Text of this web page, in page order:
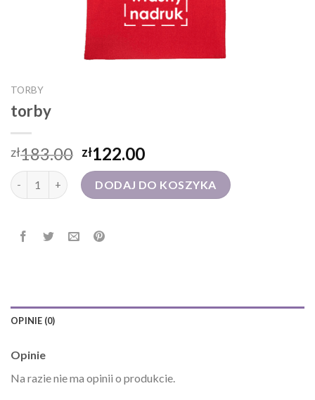
TORBY
torby
zł183.00 zł122.00
ilość torby DODAJ DO KOSZYKA
OPINIE (0)
Opinie
Na razie nie ma opinii o produkcie.